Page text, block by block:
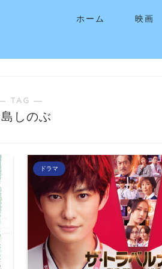
ホーム 映画
TAG ―
しのぶ
ドラマ